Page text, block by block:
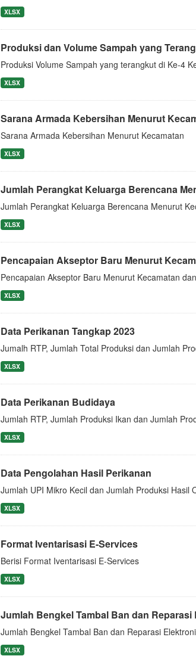
XLSX
Produksi dan Volume Sampah yang
Produksi Volume Sampah yang terangkut di Ke-4
XLSX
Sarana Armada Kebersihan Menurut
Sarana Armada Kebersihan Menurut Kecamatan
XLSX
Jumlah Perangkat Keluarga Berencana
Jumlah Perangkat Keluarga Berencana Menurut
XLSX
Pencapaian Akseptor Baru Menurut
Pencapaian Akseptor Baru Menurut Kecamatan
XLSX
Data Perikanan Tangkap 2023
Jumalh RTP, Jumlah Total Produksi dan Jumlah
XLSX
Data Perikanan Budidaya
Jumlah RTP, Jumlah Produksi Ikan dan Jumlah
XLSX
Data Pengolahan Hasil Perikanan
Jumlah UPI Mikro Kecil dan Jumlah Produksi Hasil
XLSX
Format Iventarisasi E-Services
Berisi Format Iventarisasi E-Services
XLSX
Jumlah Bengkel Tambal Ban dan
Jumlah Bengkel Tambal Ban dan Reparasi
XLSX